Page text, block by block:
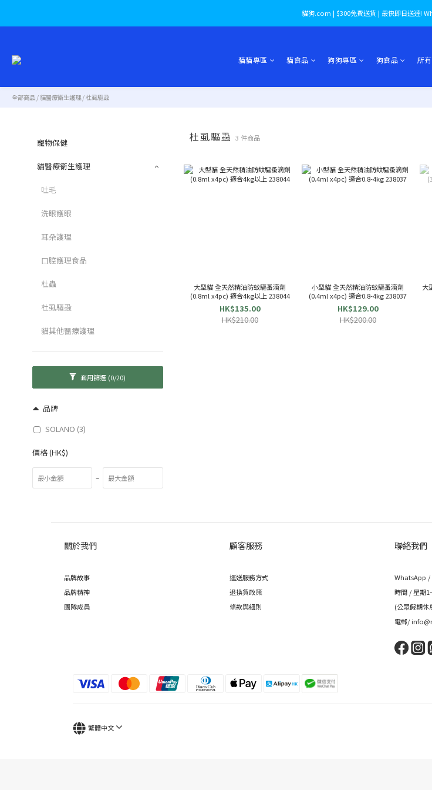
貓狗.com | $300免費送貨 | 最快即日送達!
貓貓專區 貓食品 狗狗專區 狗食品 所
全部商品 /貓醫療衛生護理/杜虱驅蝨
寵物保健
貓醫療衛生護理
吐毛
洗眼護眼
耳朵護理
口腔護理食品
杜蟲
杜虱驅蝨
貓其他醫療護理
套用篩選 (0/20)
品牌
SOLANO (3)
價格 (HK$)
~
杜虱驅蝨3 件商品
大型貓 全天然精油防蚊驅蚤滴劑
(0.8ml x4pc) 適合4kg以上 238044
HK$135.00
HK$210.00
小型貓 全天然精油防蚊驅蚤滴劑
(0.4ml x4pc) 適合0.8-4kg 238037
HK$129.00
HK$200.00
大
關於我們
品牌故事
品牌精神
團隊成員
顧客服務
運送服務方式
退換貨政策
條款與細則
聯絡我們
WhatsApp /
時間 / 星期
(公眾假期休
電郵/
繁體中文